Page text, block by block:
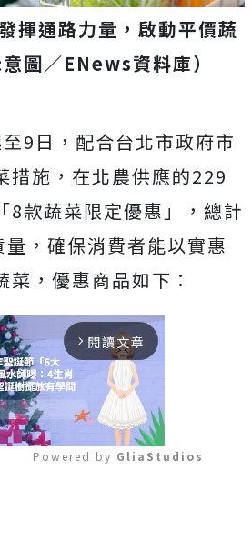
揮通路力量，啟動平價蔬
圖／ENews資料庫）
9日，配合台北市政府市
措施，在北農供應的229
8款蔬菜限定優惠」，總計
，確保消費者能以實惠
， 優惠商品如下：
arrow_forward_ios 閱讀文章
Powered by GliaStudios